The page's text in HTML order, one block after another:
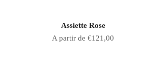
Assiette Rose
Prix de vente
A partir de €121,00